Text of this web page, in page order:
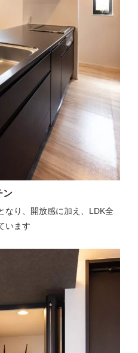
ン
なり、開放感に加え、LDK全
います